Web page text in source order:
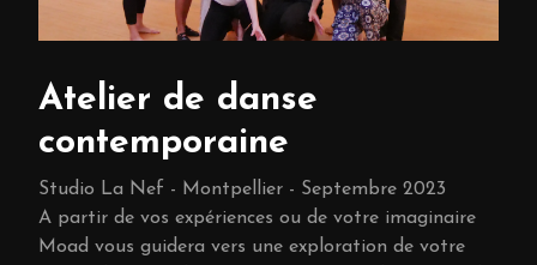
Atelier de danse
contemporaine
Studio La Nef - Montpellier - Septembre 2023
A partir de vos expériences ou de votre imaginaire
Moad vous guidera vers une exploration de votre